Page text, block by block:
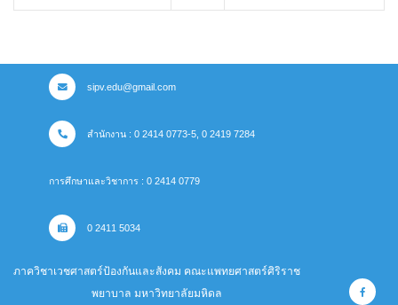
sipv.edu@gmail.com
สำนักงาน : 0 2414 0773-5, 0 2419 7284
การศึกษาและวิชาการ : 0 2414 0779
0 2411 5034
ภาควิชาเวชศาสตร์ป้องกันและสังคม คณะแพทยศาสตร์ศิริราช
พยาบาล มหาวิทยาลัยมหิดล